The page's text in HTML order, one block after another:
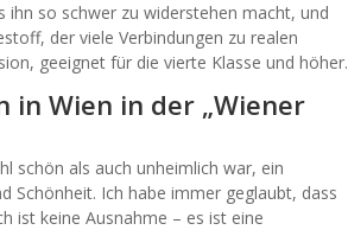
ihn so schwer zu widerstehen macht, und
der viele Verbindungen zu realen
geeignet für die vierte Klasse und höher.
in Wien in der „Wiener
schön als auch unheimlich war, ein
Schönheit. Ich habe immer geglaubt, dass
ist keine Ausnahme – es ist eine